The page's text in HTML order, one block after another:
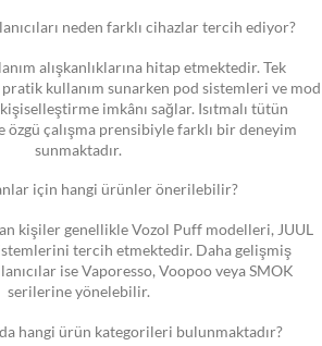
neden farklı cihazlar tercih ediyor?
alışkanlıklarına hitap etmektedir. Tek
kullanım sunarken pod sistemleri ve mod
imkânı sağlar. Isıtmalı tütün
özgü çalışma prensibiyle farklı bir deneyim
sunmaktadır.
için hangi ürünler önerilebilir?
kişiler genellikle Vozol Puff modelleri, JUUL
tercih etmektedir. Daha gelişmiş
ise Vaporesso, Voopoo veya SMOK
serilerine yönelebilir.
hangi ürün kategorileri bulunmaktadır?